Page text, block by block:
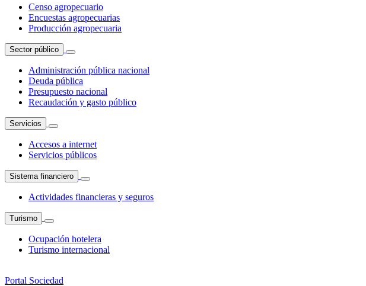
Censo agropecuario
Encuestas agropecuarias
Producción agropecuaria
Sector público
Administración pública nacional
Deuda pública
Presupuesto nacional
Recaudación y gasto público
Servicios
Accesos a internet
Servicios públicos
Sistema financiero
Actividades financieras y seguros
Turismo
Ocupación hotelera
Turismo internacional
Portal Sociedad